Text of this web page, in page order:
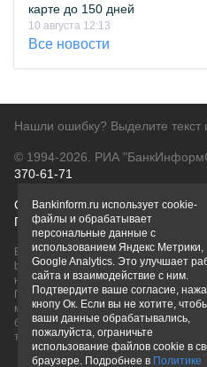
карте до 150 дней
10 августа 12:13
Все новости
Нашли ошибку? Выделите текст
© 1994-2026. РИА
370-61-71
О проектеПолитика
Правовая информацияДля
Вся информация о продуктах
bankinform.ru, носит исключительно
не является публичной офертой,
ГК РФ. Информация не содержит
может быть изменена. Конечные
банков или при личном обращении.
товарные знаки принадлежит их
Bankinform.ru использует cookie-
файлы и обрабатывает
персональные данные с
использованием Яндекс Метрики,
Google Analytics. Это улучшает
сайта и взаимодействие с ним.
Подтвердите ваше согласие,
кнопу Ок. Если вы не хотите,
ваши данные обрабатывались,
пожалуйста, ограничьте
использование файлов cookie в
браузере. Подробнее в Политике